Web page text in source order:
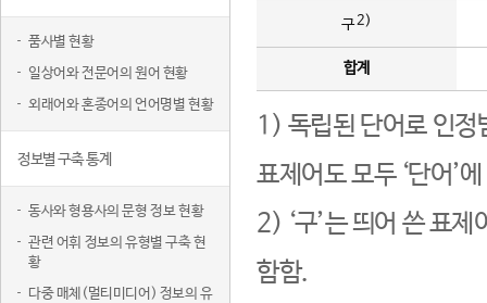
품사별 현황
일상어와 전문어의 원어 현황
외래어와 혼종어의 언어명별 현황
정보별 구축 통계
동사와 형용사의 문형 정보 현황
관련 어휘 정보의 유형별 구축 현
황
다중 매체(멀티미디어) 정보의 유
구2)
합계
1) 독립된 단어로 인정
표제어도 모두 ‘단어’
2) ‘구’는 띄어 쓴 표
함함.